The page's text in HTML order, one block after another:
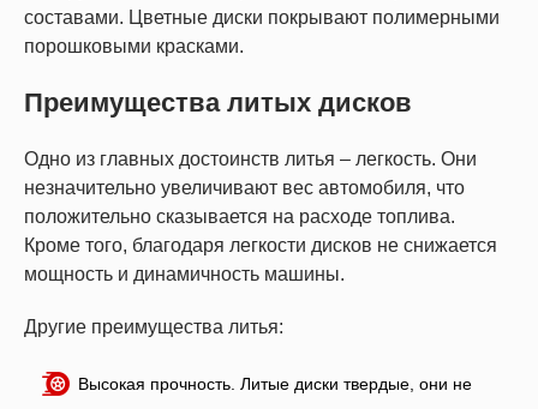
составами. Цветные диски покрывают полимерными
порошковыми красками.
Преимущества литых дисков
Одно из главных достоинств литья – легкость. Они
незначительно увеличивают вес автомобиля, что
положительно сказывается на расходе топлива.
Кроме того, благодаря легкости дисков не снижается
мощность и динамичность машины.
Другие преимущества литья:
Высокая прочность. Литые диски твердые, они не